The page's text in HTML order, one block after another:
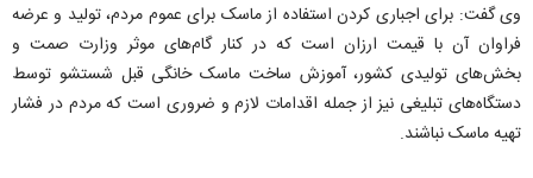
وی گفت: برای اجباری کردن استفاده از ماسک برای عموم مردم، تولید و عرضه
فراوان آن با قیمت ارزان است که در کنار گام‌های موثر وزارت صمت و
بخش‌های تولیدی کشور، آموزش ساخت ماسک خانگی قبل شستشو توسط
دستگاه‌های تبلیغی نیز از جمله اقدامات لازم و ضروری است که مردم در فشار
تهیه ماسک نباشند.